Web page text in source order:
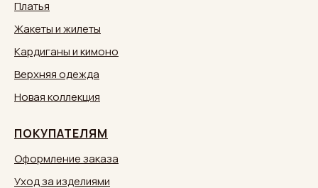
Платья
Жакеты и жилеты
Кардиганы и кимоно
Верхняя одежда
Новая коллекция
ПОКУПАТЕЛЯМ
Оформление заказа
Уход за изделиями